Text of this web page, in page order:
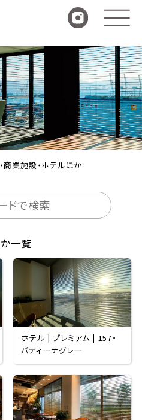
商業施設・ホテルほか
一覧
ホテル | プレミアム | 157・
パティーナグレー